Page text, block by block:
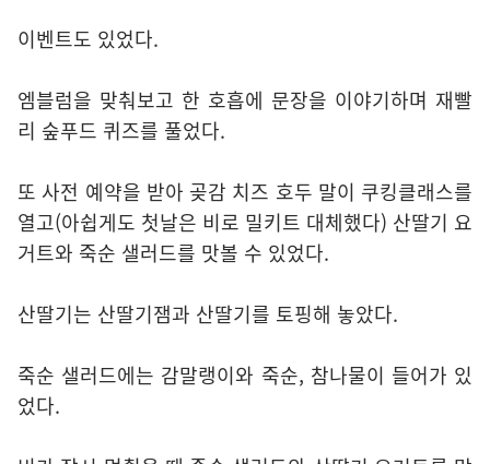
이벤트도 있었다.
엠블럼을 맞춰보고 한 호흡에 문장을 이야기하며 재빨
리 숲푸드 퀴즈를 풀었다.
또 사전 예약을 받아 곶감 치즈 호두 말이 쿠킹클래스를
열고(아쉽게도 첫날은 비로 밀키트 대체했다) 산딸기 요
거트와 죽순 샐러드를 맛볼 수 있었다.
산딸기는 산딸기잼과 산딸기를 토핑해 놓았다.
죽순 샐러드에는 감말랭이와 죽순, 참나물이 들어가 있
었다.